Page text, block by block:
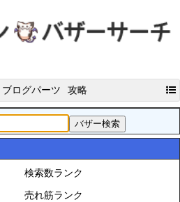
ブログパーツ 攻略
検索数ランク
売れ筋ランク